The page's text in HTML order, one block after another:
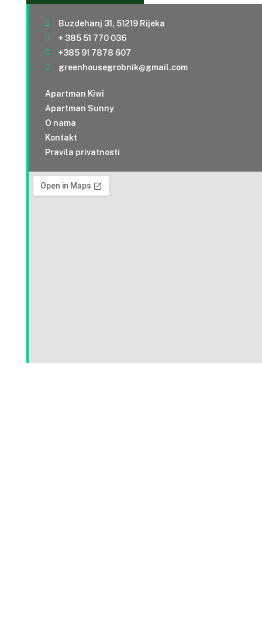
Buzdehanj 31, 51219 Rijeka
+ 385 51 770 036
+385 91 7878 607
greenhousegrobnik@gmail.com
Apartman Kiwi
Apartman Sunny
O nama
Kontakt
Pravila privatnosti